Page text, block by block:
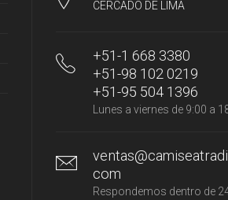
CERCADO DE LIMA
+51-1 668 3380
+51-98 102 0219
+51-95 504 1396
Lunes a viernes de 9:00 a
com
Respondemos dentro de